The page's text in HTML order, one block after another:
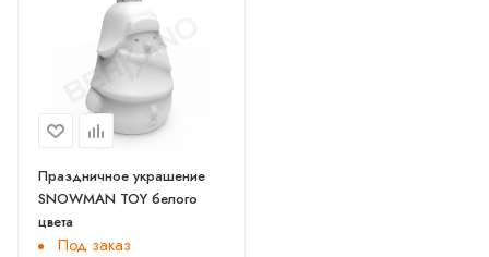
Праздничное украшение
SNOWMAN TOY белого
цвета
Под заказ